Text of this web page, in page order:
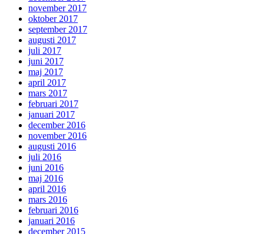
november 2017
oktober 2017
september 2017
augusti 2017
juli 2017
juni 2017
maj 2017
april 2017
mars 2017
februari 2017
januari 2017
december 2016
november 2016
augusti 2016
juli 2016
juni 2016
maj 2016
april 2016
mars 2016
februari 2016
januari 2016
december 2015